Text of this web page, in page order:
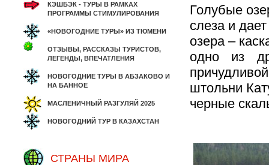
КЭШБЭК - ТУРЫ В РАМКАХ
ПРОГРАММЫ СТИМУЛИРОВАНИЯ
«НОВОГОДНИЕ ТУРЫ» ИЗ ТЮМЕНИ
ОТЗЫВЫ, РАССКАЗЫ ТУРИСТОВ,
ЛЕГЕНДЫ, ВПЕЧАТЛЕНИЯ
НОВОГОДНИЕ ТУРЫ В АБЗАКОВО И
НА БАННОЕ
МАСЛЕНИЧНЫЙ РАЗГУЛЯЙ 2025
НОВОГОДНИЙ ТУР В КАЗАХСТАН
СТРАНЫ МИРА
Голубые
слеза и
озера –
одно из
штольни
черные